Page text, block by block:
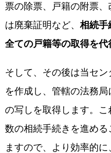
票の除票、戸籍の附票
は廃棄証明など、 相続手
全ての戸籍等の取得を代
そして、その後は当セ
を作成し、管轄の法務
の写しを取得します。
数の相続手続きを進め
ますので、より効率的